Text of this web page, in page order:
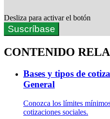
Desliza para activar el botón
Suscríbase
CONTENIDO
Bases y tipos de
General
Conozca los límites
cotizaciones sociales.